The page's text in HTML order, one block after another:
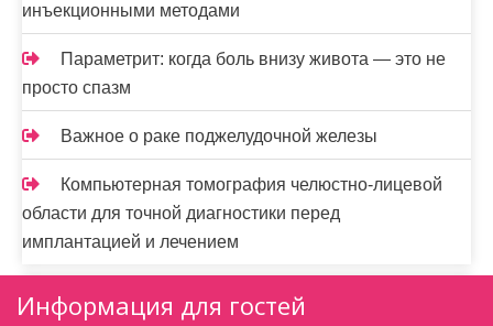
инъекционными методами
Параметрит: когда боль внизу живота — это не
просто спазм
Важное о раке поджелудочной железы
Компьютерная томография челюстно-лицевой
области для точной диагностики перед
имплантацией и лечением
Информация для гостей